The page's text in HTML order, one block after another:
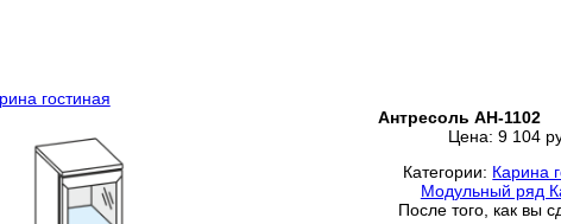
гостиная
Антресоль АН-1102
Цена:9 104
Категории: Карина
Модульный ряд
После того, как вы